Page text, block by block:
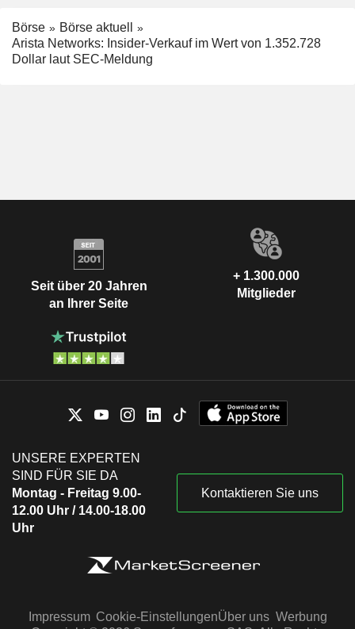
Börse
Börse aktuell
Arista Networks: Insider-Verkauf im Wert von 1.352.728
Dollar laut SEC-Meldung
Seit über 20 Jahren
an Ihrer Seite
+ 1.300.000
Mitglieder
UNSERE EXPERTEN
SIND FÜR SIE DA
Montag - Freitag 9.00-
12.00 Uhr / 14.00-18.00
Uhr
Kontaktieren Sie uns
Impressum Cookie-EinstellungenÜber uns Werbung